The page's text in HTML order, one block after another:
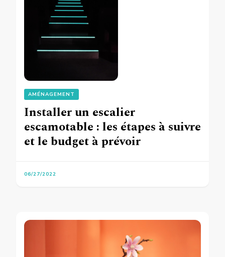
AMÉNAGEMENT
Installer un escalier
escamotable : les étapes à suivre
et le budget à prévoir
06/27/2022